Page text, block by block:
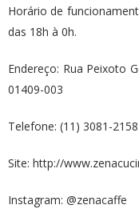
Horário de
das 18h à 0h.
Endereço: Rua Peixoto
01409-003
Telefone: (11) 3081-
Site: http://
Instagram: @zenacaffe